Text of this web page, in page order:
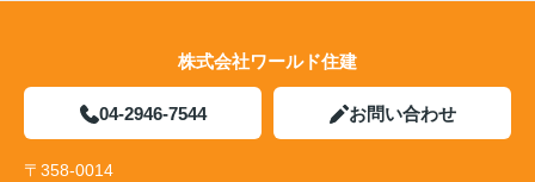
株式会社ワールド住建
04-2946-7544 お問い合わせ
〒358-0014